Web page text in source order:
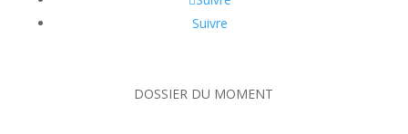
Suivre
DOSSIER DU MOMENT